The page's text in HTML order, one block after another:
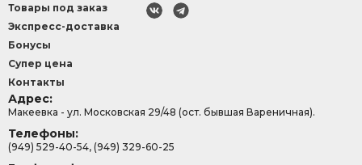
Товары под заказ
Экспресс-доставка
Бонусы
Супер цена
Контакты
Адрес:
Макеевка - ул. Московская 29/48 (ост. бывшая Вареничная).
Телефоны:
(949) 529-40-54, (949) 329-60-25